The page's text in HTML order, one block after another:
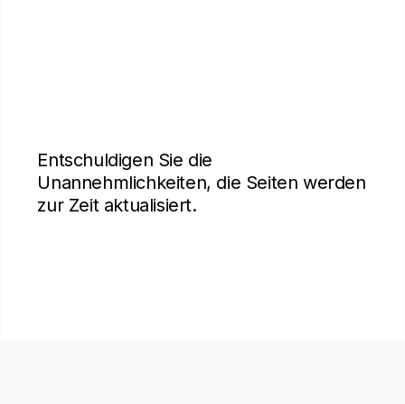
Entschuldigen Sie die
Unannehmlichkeiten, die Seiten werden
zur Zeit aktualisiert.